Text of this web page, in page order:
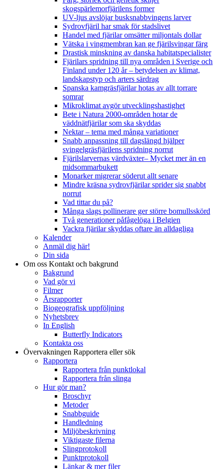
skogspärlemorfjärilens former
UV-ljus avslöjar busksnabbvingens larver
Sydrovfjäril har smak för stadslivet
Handel med fjärilar omsätter miljontals dollar
Vätska i vingmembran kan ge fjärilsvingar färg
Drastisk minskning av danska habitatspecialister
Fjärilars spridning till nya områden i Sverige och
Finland under 120 år– betydelsen av klimat,
landskapstyp och arters särdrag
Spanska kamgräsfjärilar hotas av allt torrare
somrar
Mikroklimat avgör utvecklingshastighet
Bete i Natura 2000-områden hotar de
väddnätfjärilar som ska skyddas
Nektar – tema med många variationer
Snabb anpassning till dagslängd hjälper
svingelgräsfjärilens spridning norrut
Fjärilslarvernas värdväxter– Mycket mer än en
midsommarbukett
Monarker migrerar söderut allt senare
Mindre kräsna sydrovfjärilar sprider sig snabbt
norrut
Vad tittar du på?
Många slags pollinerare ger större bomullsskörd
Två generationer påfågelöga i Belgien
Vackra fjärilar skyddas oftare än alldagliga
Kalender
Anmäl dig här!
Din sida
Om oss Kontakt och bakgrund
Bakgrund
Vad gör vi
Filmer
Årsrapporter
Biogeografisk uppföljning
Nyhetsbrev
In English
Butterfly Indicators
Kontakta oss
Övervakningen Rapportera eller sök
Rapportera
Rapportera från punktlokal
Rapportera från slinga
Hur gör man?
Broschyr
Metoder
Snabbguide
Handledning
Miljöbeskrivning
Viktigaste filerna
Slingprotokoll
Punktprotokoll
Länkar & mer filer